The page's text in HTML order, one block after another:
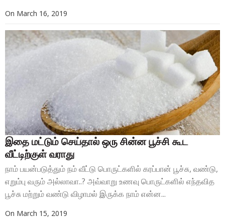
On March 16, 2019
இதை மட்டும் செய்தால் ஒரு சின்ன பூச்சி கூட
வீட்டிற்குள் வராது
நாம் பயன்படுத்தும் நம் வீட்டு பொருட்களில் கரப்பான் பூச்சு, வண்டு,
எறும்பு வரும் அல்லாவா..? அவ்வாறு உணவு பொருட்களில் எந்தவித
பூச்சு மற்றும் வண்டு விழாமல் இருக்க நாம் என்ன...
On March 15, 2019